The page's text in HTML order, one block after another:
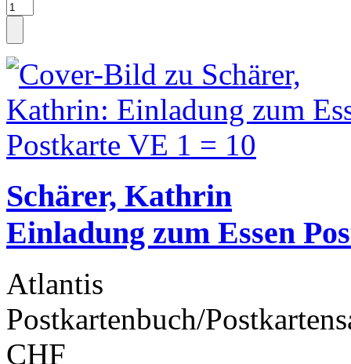
Schärer, Kathrin
Einladung zum Essen
Atlantis
Postkartenbuch/
CHF